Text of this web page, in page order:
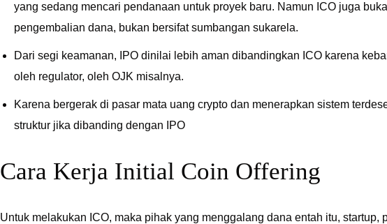
yang sedang mencari pendanaan untuk proyek baru. Namun ICO juga
pengembalian dana, bukan bersifat sumbangan sukarela.
Dari segi keamanan, IPO dinilai lebih aman dibandingkan ICO karena
oleh regulator, oleh OJK misalnya.
Karena bergerak di pasar mata uang crypto dan menerapkan sistem
struktur jika dibanding dengan IPO
Cara Kerja Initial Coin Offering
Untuk melakukan ICO, maka pihak yang menggalang dana entah itu,